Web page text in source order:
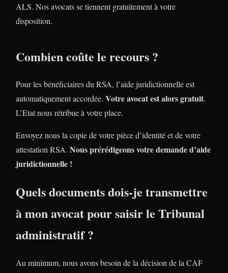
ALS. Nos avocats se tiennent gratuitement à votre
disposition.
Combien coûte le recours ?
Pour les bénéficiaires du RSA, l’aide juridictionnelle est
automatiquement accordée. Votre avocat est alors gratuit.
L’Etat nous rétribue à votre place.
Envoyez nous la copie de votre pièce d’identité et de votre
attestation RSA. Nous prérédigeons votre demande d’aide
juridictionnelle !
Quels documents dois-je transmettre
à mon avocat pour saisir le Tribunal
administratif ?
Au minimum, nous avons besoin de la décision de la CAF